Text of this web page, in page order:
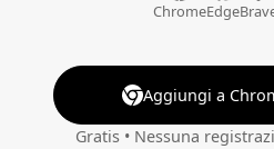
ChromeEdge
Aggiungi a
Gratis • Nessuna